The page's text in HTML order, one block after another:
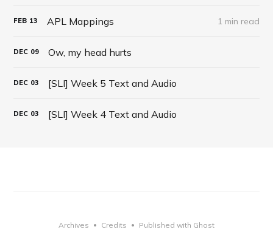
FEB 13 APL Mappings 1 min read
DEC 09 Ow, my head hurts
DEC 03 [SLI] Week 5 Text and Audio
DEC 03 [SLI] Week 4 Text and Audio
Archives • Credits • Published with Ghost